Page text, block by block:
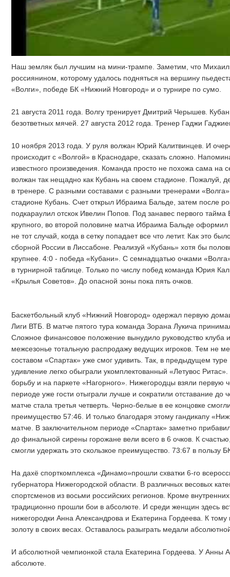
Наш земляк был лучшим на мини-трампе. Заметим, что
россиянином, которому удалось подняться на вершину
«Волги», победе БК «Нижний Новгород» и о турнире по сумо.
21 августа 2011 года. Волгу тренирует Дмитрий Черышев.
безответных мячей. 27 августа 2012 года. Тренер Гаджи
10 ноября 2013 года. У руля волжан Юрий Калитвинцев. И
происходит с «Волгой» в Краснодаре, сказать сложно.
известного произведения. Команда просто не похожа сама на
волжан так нещадно как Кубань на своем стадионе. Пожалуй,
в тренере. С разными составами с разными тренерами
стадионе Кубань. Счет открыл Ибраима Бальде, затем после
подкараулил отскок Ивелин Попов. Под занавес первого тайма
крупного, во второй половине матча Ибраима Бальде
не тот случай, когда в сетку попадает все что летит. Как это
сборной России в Лиссабоне. Реализуй «Кубань» хотя бы
крупнее. 4:0 - победа «Кубани». С семнадцатью очками
в турнирной таблице. Только по числу побед команда Юрия
«Крылья Советов». До опасной зоны пока пять очков.
Баскетбольный клуб «Нижний Новгород» одержал первую
Лиги ВТБ. В матче пятого тура команда Зорана Лукича
Сложное финансовое положение вынудило руководство клуба
межсезонье тотальную распродажу ведущих игроков. Тем не
составом «Спартак» уже смог удивить. Так, в предыдущем
удивление легко обыграли укомплектованный «Летувос
борьбу и на паркете «Нагорного». Нижегородцы взяли первую
периоде уже гости отыграли лучше и сократили отставание до
матче стала третья четверть. Черно-белые в ее концовке
преимущество 57:46. И только благодаря этому гандикапу
матче. В заключительном периоде «Спартак» заметно
до финальной сирены горожане вели всего в 6 очков. К
смогли удержать это скользкое преимущество. 73:67 в пользу
На дахё спорткомплекса «Динамо»прошли схватки 6-го
губернатора Нижегородской области. В различных весовых
спортсменов из восьми российских регионов. Кроме
традиционно прошли бои в абсолюте. И среди женщин здесь
нижегородки Анна Александрова и Екатерина Гордеева. К
золоту в своих весах. Оставалось разыграть медали
И абсолютной чемпионкой стала Екатерина Гордеева. У Анны
абсолюте.